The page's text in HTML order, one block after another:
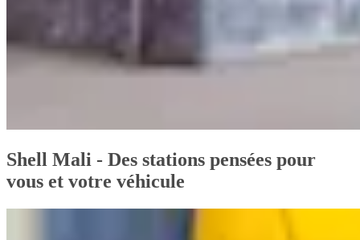
Shell Mali - Des stations pensées pour
vous et votre véhicule